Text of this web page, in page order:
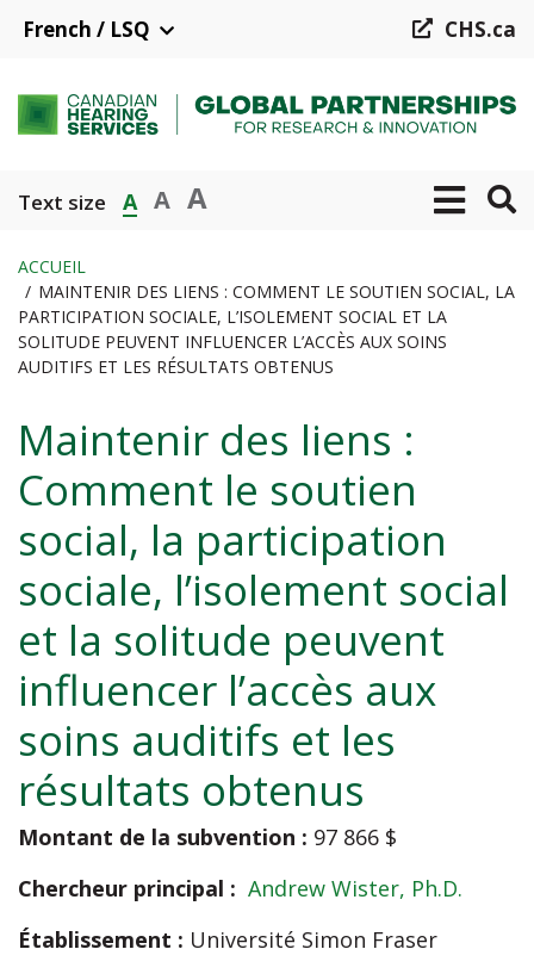
principal
French / LSQ CHS.ca
Text size A A A
Fil
d'Ariane
ACCUEIL
MAINTENIR DES LIENS : COMMENT LE SOUTIEN SOCIAL, LA
PARTICIPATION SOCIALE, L’ISOLEMENT SOCIAL ET LA
SOLITUDE PEUVENT INFLUENCER L’ACCÈS AUX SOINS
AUDITIFS ET LES RÉSULTATS OBTENUS
Maintenir des liens :
Comment le soutien
social, la participation
sociale, l’isolement social
et la solitude peuvent
influencer l’accès aux
soins auditifs et les
résultats obtenus
Montant de la subvention : 97 866 $
Chercheur principal : Andrew Wister, Ph.D.
Établissement : Université Simon Fraser